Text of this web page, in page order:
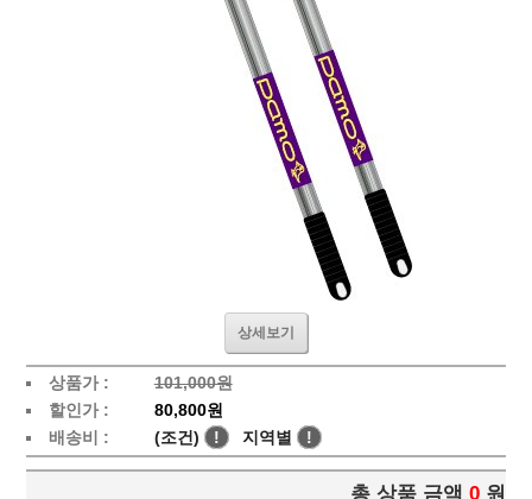
상세보기
상품가 :
101,000원
할인가 :
80,800원
배송비 :
(조건) ! 지역별 !
총 상품 금액 0 원